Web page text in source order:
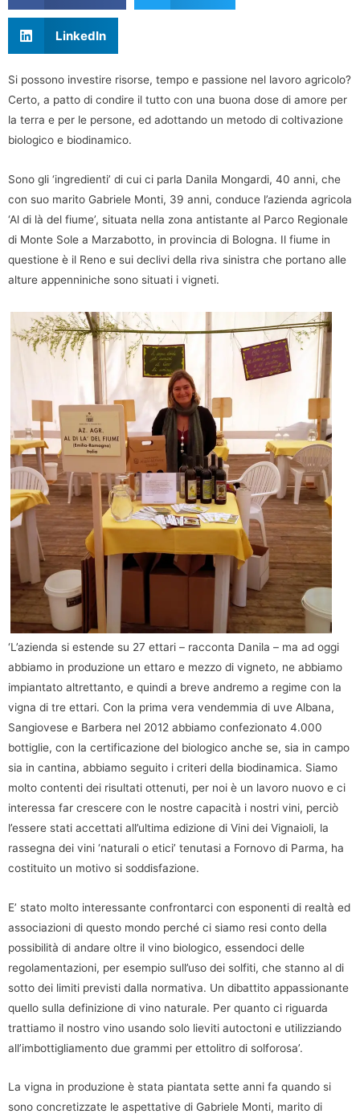
LinkedIn
Si possono investire risorse, tempo e passione nel lavoro agricolo?
Certo, a patto di condire il tutto con una buona dose di amore per
la terra e per le persone, ed adottando un metodo di coltivazione
biologico e biodinamico.
Sono gli ‘ingredienti’ di cui ci parla Danila Mongardi, 40 anni, che
con suo marito Gabriele Monti, 39 anni, conduce l’azienda agricola
‘Al di là del fiume’, situata nella zona antistante al Parco Regionale
di Monte Sole a Marzabotto, in provincia di Bologna. Il fiume in
questione è il Reno e sui declivi della riva sinistra che portano alle
alture appenniniche sono situati i vigneti.
‘L’azienda si estende su 27 ettari – racconta Danila – ma ad oggi
abbiamo in produzione un ettaro e mezzo di vigneto, ne abbiamo
impiantato altrettanto, e quindi a breve andremo a regime con la
vigna di tre ettari. Con la prima vera vendemmia di uve Albana,
Sangiovese e Barbera nel 2012 abbiamo confezionato 4.000
bottiglie, con la certificazione del biologico anche se, sia in campo
sia in cantina, abbiamo seguito i criteri della biodinamica. Siamo
molto contenti dei risultati ottenuti, per noi è un lavoro nuovo e ci
interessa far crescere con le nostre capacità i nostri vini, perciò
l’essere stati accettati all’ultima edizione di Vini dei Vignaioli, la
rassegna dei vini ‘naturali o etici’ tenutasi a Fornovo di Parma, ha
costituito un motivo si soddisfazione.
E’ stato molto interessante confrontarci con esponenti di realtà ed
associazioni di questo mondo perché ci siamo resi conto della
possibilità di andare oltre il vino biologico, essendoci delle
regolamentazioni, per esempio sull’uso dei solfiti, che stanno al di
sotto dei limiti previsti dalla normativa. Un dibattito appassionante
quello sulla definizione di vino naturale. Per quanto ci riguarda
trattiamo il nostro vino usando solo lieviti autoctoni e utilizziando
all’imbottigliamento due grammi per ettolitro di solforosa’.
La vigna in produzione è stata piantata sette anni fa quando si
sono concretizzate le aspettative di Gabriele Monti, marito di